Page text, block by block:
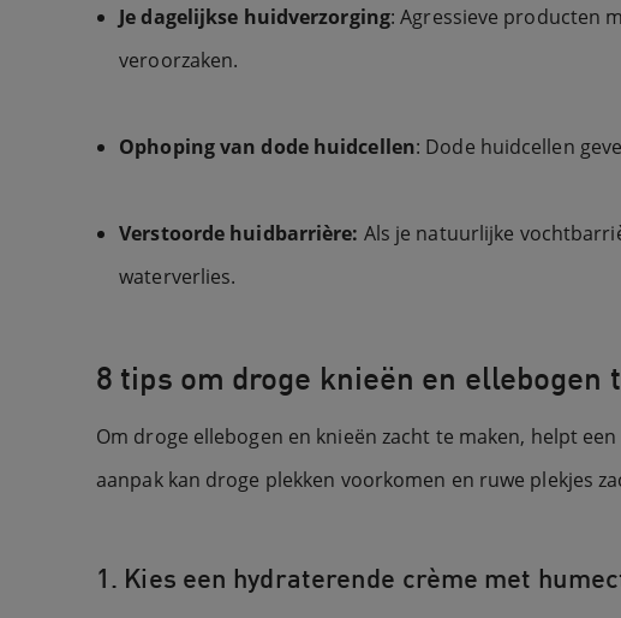
Je dagelijkse huidverzorging: Agressieve producten
veroorzaken.
Ophoping van dode huidcellen: Dode huidcellen
Verstoorde huidbarrière: Als je natuurlijke
waterverlies.
8 tips om droge knieën en ellebogen
Om droge ellebogen en knieën zacht te maken, helpt
aanpak kan droge plekken voorkomen en ruwe plekjes
1. Kies een hydraterende crème met